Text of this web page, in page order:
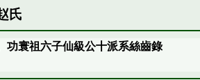
氏
寰祖六子仙級公十派系絲齒錄